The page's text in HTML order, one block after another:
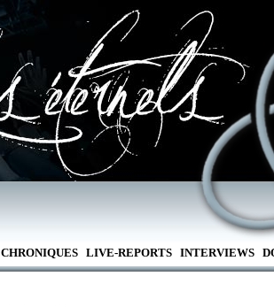
CHRONIQUES LIVE-REPORTS INTERVIEWS